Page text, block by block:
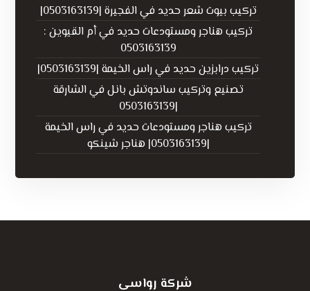
تركيب بيوت شعر حديد في الفجيرة |0503163139|
تركيب هناجر ومستودعات حديد في أم القيوين :
0503163139
تركيب درابزين حديد في راس الخيمة |0503163139|
تصنيع وتركيب ساندوتش بانل في الشارقة
|0503163139
تركيب هناجر ومستودعات حديد في راس الخيمة
|0503163139| هناجر شينكو
شركة رواسي